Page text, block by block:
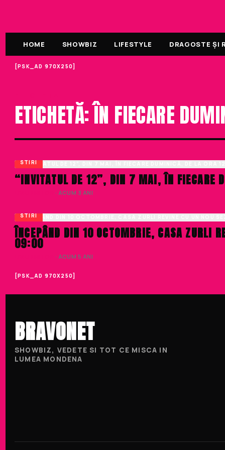
HOME SHOWBIZ LIFESTYLE DRAGOSTE ȘI
[PSK_AD 970X250]
ETICHETĂ: ÎN FIECARE
STIRI
“INVITATUL DE 12”, DIN 7 MAI, ÎN FIECARE
· ACUM 3 ANI
STIRI
ÎNCEPÂND DIN 10 OCTOMBRIE, CASA ZURLI
09:00
· ACUM 5 ANI
[PSK_AD 970X250]
BRAVONET
SHOWBIZ, VEDETE SI TOT CE MISCA IN
LUMEA MONDENA